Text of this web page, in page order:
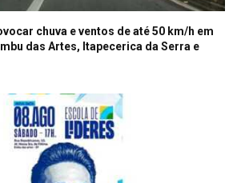
chuva e ventos de até 50 km/h em
das Artes, Itapecerica da Serra e